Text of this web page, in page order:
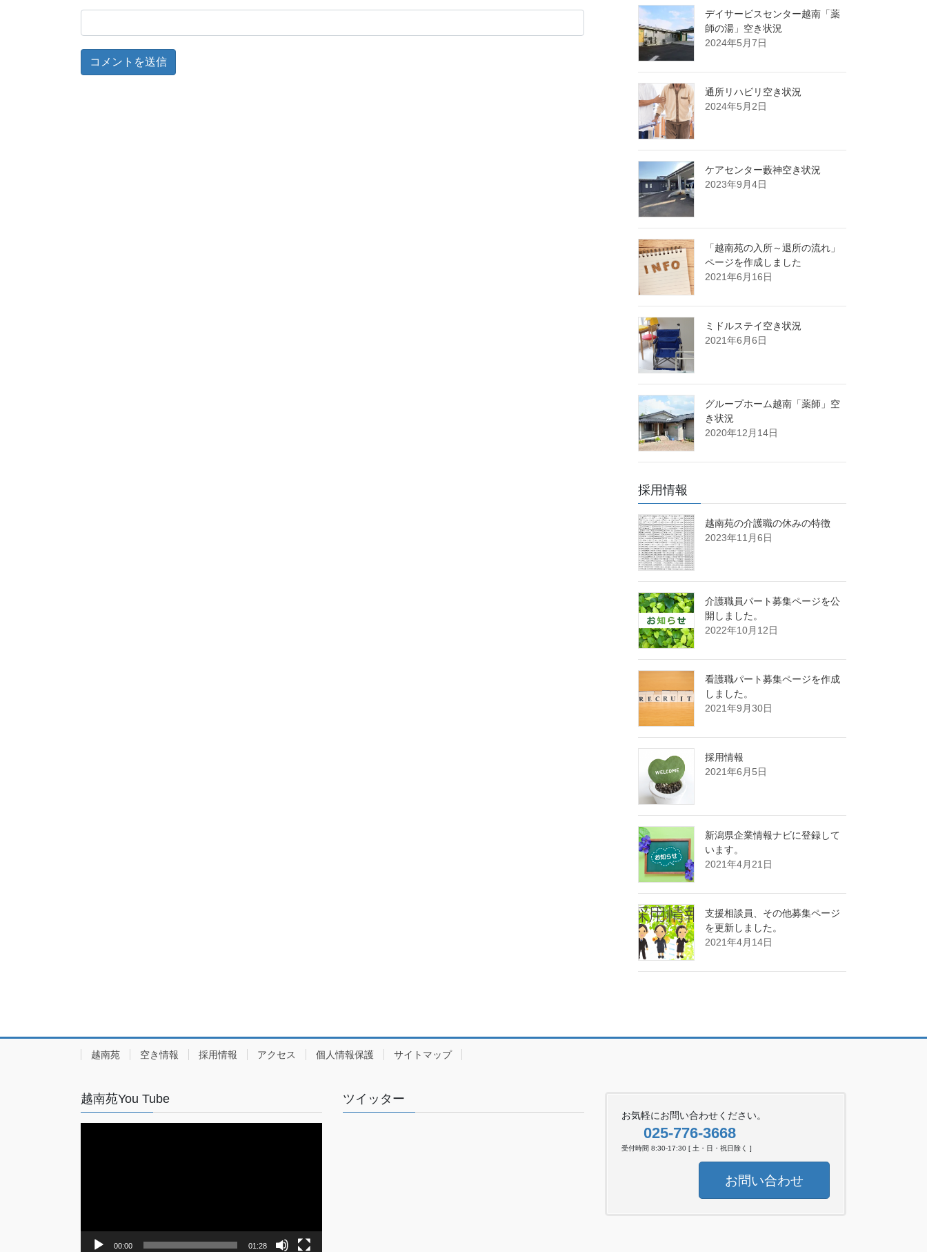
デイサービスセンター越南「薬
師の湯」空き状況
2024年5月7日
通所リハビリ空き状況
2024年5月2日
ケアセンター藪神空き状況
2023年9月4日
「越南苑の入所～退所の流れ」
ページを作成しました
2021年6月16日
ミドルステイ空き状況
2021年6月6日
グループホーム越南「薬師」空
き状況
2020年12月14日
採用情報
越南苑の介護職の休みの特徴
2023年11月6日
介護職員パート募集ページを公
開しました。
2022年10月12日
看護職パート募集ページを作成
しました。
2021年9月30日
採用情報
2021年6月5日
新潟県企業情報ナビに登録して
います。
2021年4月21日
支援相談員、その他募集ページ
を更新しました。
2021年4月14日
越南苑 空き情報 採用情報 アクセス 個人情報保護 サイトマップ
越南苑You Tube
ー
00:00 01:28
ツイッター
お気軽にお問い合わせください。
025-776-3668
受付時間 8:30-17:30 [ 土・日・祝日除く ]
お問い合わせ